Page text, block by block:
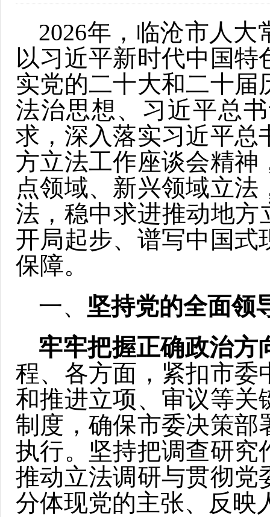
2026年，临沧市人
以习近平新时代中国
实党的二十大和二十
法治思想、习近平总
求，深入落实习近平总
方立法工作座谈会精神
点领域、新兴领域立
法，稳中求进推动地方
开局起步、谱写中国式
保障。
一、 坚持党的全面领
牢牢把握正确政治方
程、各方面，紧扣市委
和推进立项、审议等关
制度，确保市委决策部
执行。坚持把调查研究
推动立法调研与贯彻党
分体现党的主张、反映